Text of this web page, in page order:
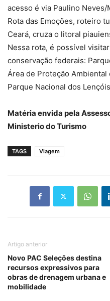
acesso é via Paulino
Rota das Emoções, roteiro
Ceará, cruza o litoral
Nessa rota, é possível
conservação federais:
Área de Proteção Ambiental
Parque Nacional dos
Matéria envida pela
Ministerio do Turismo
TAGS Viagem
Artigo anterior
Novo PAC Seleções destina
recursos expressivos para
obras de drenagem urbana e
mobilidade